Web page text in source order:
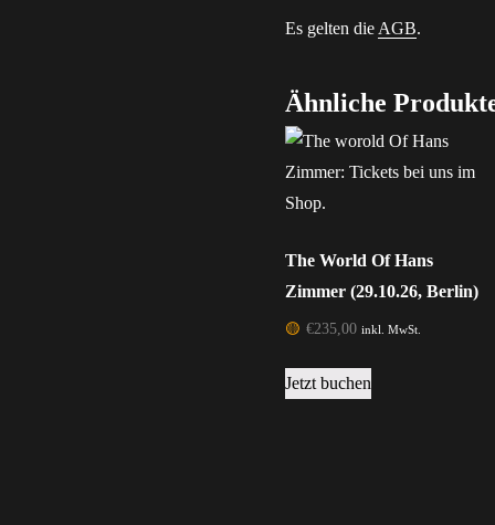
Es gelten die AGB.
Ähnliche
The World Of Hans
Zimmer (29.10.26, Berlin)
🟡 €235,00 inkl. MwSt.
Jetzt buchen